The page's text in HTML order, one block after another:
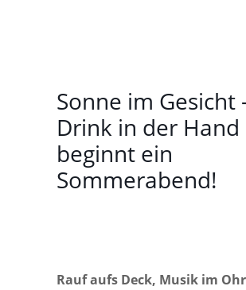
Sonne im Gesicht
Drink in der Hand
beginnt ein
Sommerabend!
Rauf aufs Deck, Musik im